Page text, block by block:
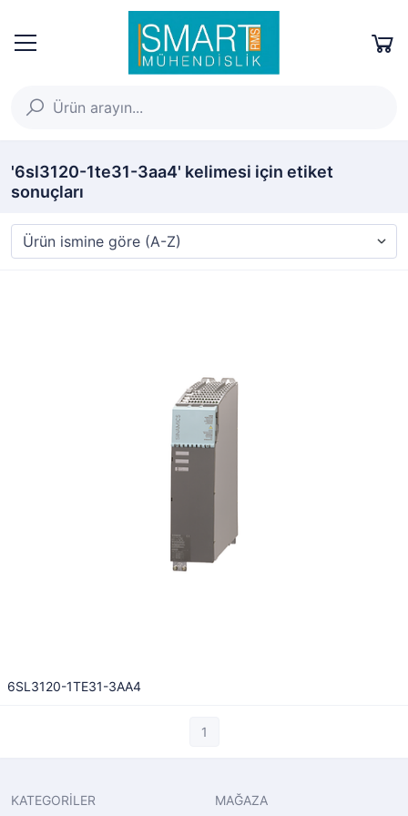
'6sl3120-1te31-3aa4' kelimesi için etiket
sonuçları
6SL3120-1TE31-3AA4
1
KATEGORİLER MAĞAZA